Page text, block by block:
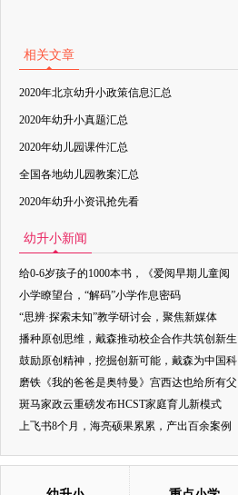
相关文章
2020年北京幼升小政策信息汇总
2020年幼升小真题汇总
2020年幼儿园课件汇总
全国各地幼儿园教案汇总
2020年幼升小资讯抢先看
幼升小新闻
给0-6岁孩子的1000本书，《爱阅早期儿童阅
小学瞭望台，“解码”小学作息密码
“思辨·探索未知”教学研讨会，聚焦新媒体
播种原创思维，戴森推动校企合作共筑创新生
鼓励原创精神，挖掘创新可能，戴森为中国科
磨铁《我的爸爸是奥特曼》宫西达也给所有父
斑马家政云重磅发布HCST家庭育儿新模式
上飞书8个月，海亮硕果累累，产出百余案例